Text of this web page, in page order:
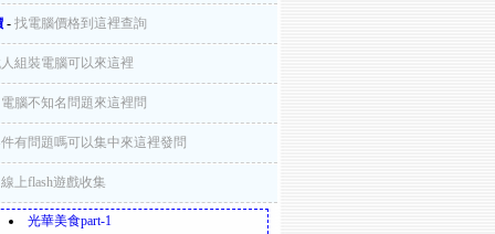
- 找電腦價格到這裡查詢
組裝電腦可以來這裡
電腦不知名問題來這裡問
有問題嗎可以集中來這裡發問
線上flash遊戲收集
光華美食part-1